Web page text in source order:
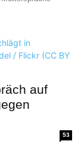
auf
53